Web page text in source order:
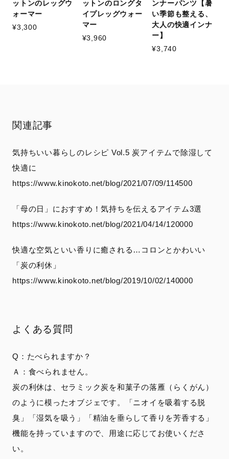
ットンのレッグウ
ォーマー
¥3,300
ットンのロングタ
イプレッグウォー
マー
¥3,960
ンナーパンツ【暑
い季節も整える、
大人の快適インナ
ー】
¥3,740
関連記事
気持ちいい暮らしのレシピ Vol.5 炭アイテムで除湿して
快適に
https://www.kinokoto.net/blog/2021/07/09/114500
「母の日」におすすめ！気持ちを伝えるアイテム3選
https://www.kinokoto.net/blog/2021/04/14/120000
快適な空気といい香りに癒される…コロンとかわいい
「炭の利休」
https://www.kinokoto.net/blog/2019/10/02/140000
よくある質問
Q：たべられますか？
Ａ：食べられません。
炭の利休は、セラミック炭を和菓子の落雁（らくがん）
のように模ったオブジェです。「ニオイを吸着する脱
臭」「湿気を吸う」「精油を垂らして香りを芳香する」
機能を持っていますので、用途に応じてお使いくださ
い。